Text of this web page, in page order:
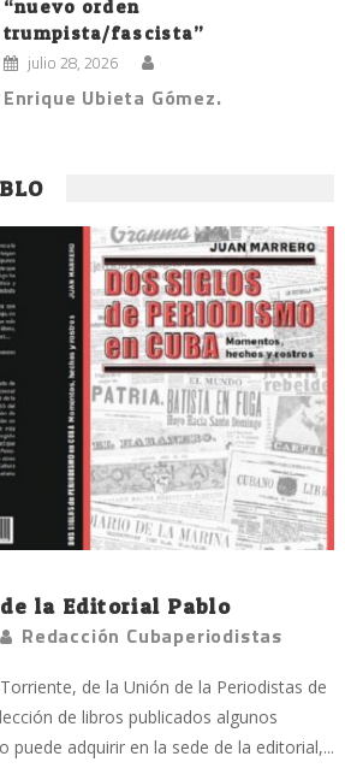
“nuevo orden
trumpista/fascista”
julio 28, 2026
Enrique Ubieta Gómez.
la Editorial Pablo
Redacción Cubaperiodistas
de la Unión de la Periodistas de
de libros publicados algunos
puede adquirir en la sede de la editorial,...